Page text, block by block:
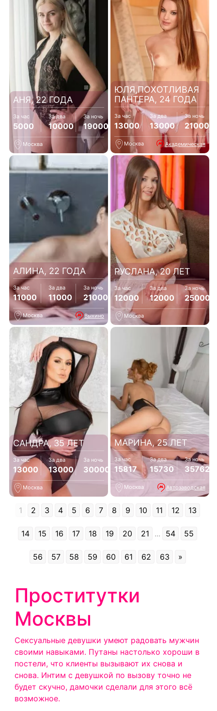
АНЯ, 22 ГОДА
За час
5000
За два
10000
За ночь
19000
Москва
ЮЛЯ,ПОХОТЛИВАЯ
ПАНТЕРА, 24 ГОДА
За час
13000
За два
13000
За ночь
21000
Москва Академическая
АЛИНА, 22 ГОДА
За час
11000
За два
11000
За ночь
21000
Москва Выхино
РУСЛАНА, 20 ЛЕТ
За час
12000
За два
12000
За ночь
25000
Москва
САНДРА, 35 ЛЕТ
За час
13000
За два
13000
За ночь
30000
Москва
МАРИНА, 25 ЛЕТ
За час
15817
За два
15730
За ночь
35762
Москва Автозаводская
1 2 3 4 5 6 7 8 9 10 11 12 13
14 15 16 17 18 19 20 21 ... 54 55
56 57 58 59 60 61 62 63 »
Проститутки
Москвы
Сексуальные девушки умеют радовать мужчин
своими навыками. Путаны настолько хороши в
постели, что клиенты вызывают их снова и
снова. Интим с девушкой по вызову точно не
будет скучно, дамочки сделали для этого всё
возможное.